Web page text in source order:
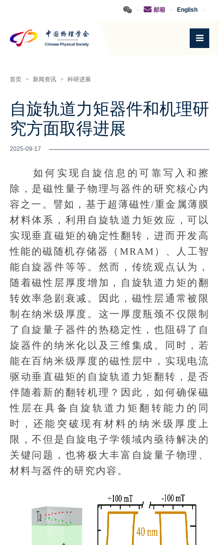
·
English
·
邮箱
·
首页 > 新闻资讯 > 科研进展
自旋轨道力矩器件和机理研
究方面取得进展
2025-09-17
如何实现自旋信息的可靠写入和擦
除，是磁性量子物理与器件的研究核心内
容之一。譬如，基于超薄磁性/重金属薄膜
材料体系，利用自旋轨道力矩效应，可以
实现垂直磁矩的确定性翻转，进而开发高
性能的磁随机存储器（MRAM）、人工智
能自旋器件等等。然而，传统观点认为，
随着磁性层厚度增加，自旋轨道力矩的翻
转效率急剧衰减。因此，磁性层通常被限
制在纳米级厚度。这一厚度瓶颈不仅限制
了自旋量子器件的热稳定性，也阻碍了自
旋器件的纳米化以及三维集成。同时，若
能在百纳米级厚度的磁性层中，实现电流
驱动垂直磁矩的自旋轨道力矩翻转，是否
伴随着新的翻转机理？因此，如何确保磁
性层在具备自旋轨道力矩翻转能力的同
时，还能突破现有材料的纳米级厚度上
限，不但是自旋电子学领域内亟待解决的
关键问题，也将极大丰富自旋量子物理、
材料与器件的研究内容。